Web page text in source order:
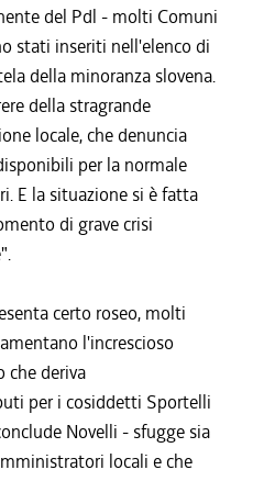
del Pdl - molti Comuni
stati inseriti nell'elenco di
della minoranza slovena.
della stragrande
locale, che denuncia
per la normale
E la situazione si è fatta
di grave crisi
certo roseo, molti
l'increscioso
che deriva
per i cosiddetti Sportelli
Novelli - sfugge sia
locali e che